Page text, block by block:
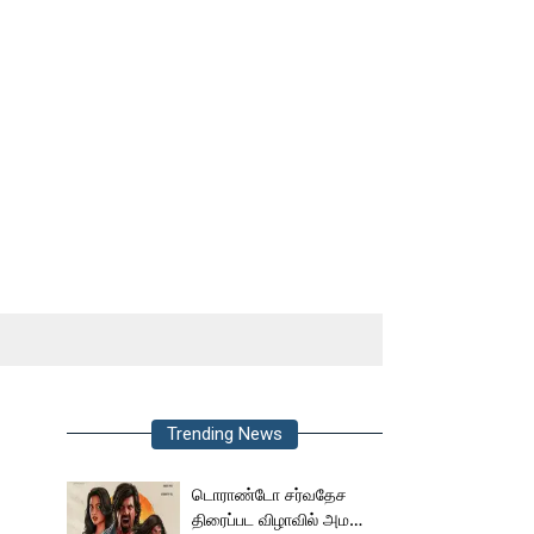
Trending News
டொராண்டோ சர்வதேச
திரைப்பட விழாவில் அமலா